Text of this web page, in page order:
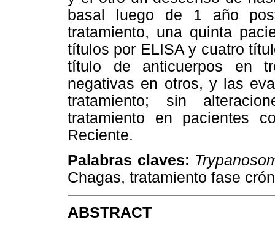
basal luego de 1 año
tratamiento, una quinta
títulos por ELISA y cuatro
título de anticuerpos en
negativas en otros, y las
tratamiento; sin
tratamiento en pacientes
Reciente.
Palabras claves:
Chagas, tratamiento fase
ABSTRACT